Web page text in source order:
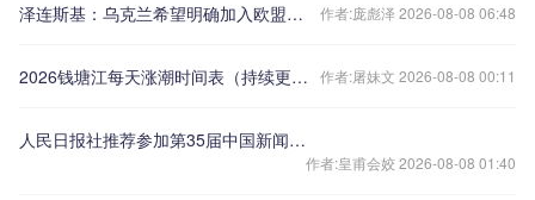
泽连斯基：乌克兰希望明确加入欧盟的具体时间 作者:庞彪泽 2026-08-08 06:48
2026钱塘江每天涨潮时间表（持续更新） 作者:屠妹文 2026-08-08 00:11
人民日报社推荐参加第35届中国新闻奖新闻漫画初评作品的公示
作者:皇甫会姣 2026-08-08 01:40